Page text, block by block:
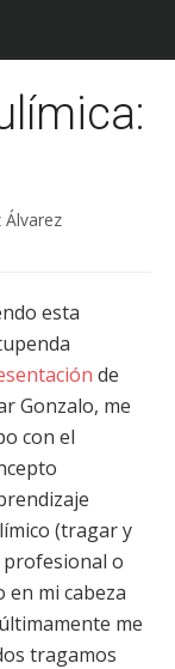
Álvarez
esta
de
Gonzalo, me
con el
(tragar y
profesional o
mi cabeza
me
tragamos